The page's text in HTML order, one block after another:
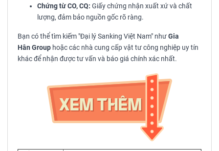
Chứng từ CO, CQ: Giấy chứng nhận xuất xứ và chất
lượng, đảm bảo nguồn gốc rõ ràng.
Bạn có thể tìm kiếm "Đại lý Sanking Việt Nam" nhưGia
Hân Group hoặc các nhà cung cấp vật tư công nghiệp uy tín
khác để nhận được tư vấn và báo giá chính xác nhất.